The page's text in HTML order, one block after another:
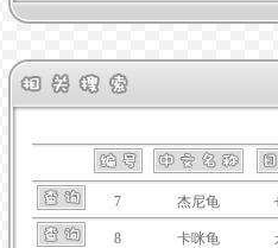
7 杰尼龟
8 卡咪龟